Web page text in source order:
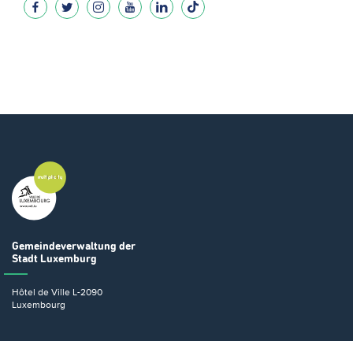
Gemeindeverwaltung der
Stadt Luxemburg
Hôtel de Ville L-2090
Luxembourg